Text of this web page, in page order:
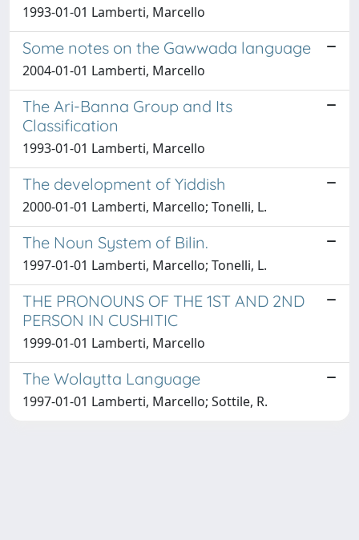
1993-01-01 Lamberti, Marcello
Some notes on the Gawwada language
2004-01-01 Lamberti, Marcello
The Ari-Banna Group and Its
Classification
1993-01-01 Lamberti, Marcello
The development of Yiddish
2000-01-01 Lamberti, Marcello; Tonelli, L.
The Noun System of Bilin.
1997-01-01 Lamberti, Marcello; Tonelli, L.
THE PRONOUNS OF THE 1ST AND 2ND
PERSON IN CUSHITIC
1999-01-01 Lamberti, Marcello
The Wolaytta Language
1997-01-01 Lamberti, Marcello; Sottile, R.